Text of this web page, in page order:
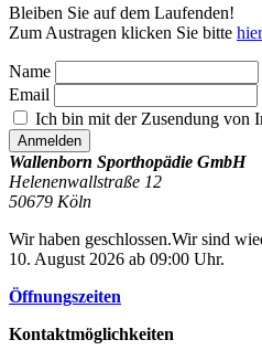
Bleiben Sie auf dem Laufenden!
Zum Austragen klicken Sie bitte hier
Name
Email
Ich bin mit der Zusendung von
Wallenborn Sporthopädie GmbH
Helenenwallstraße 12
50679 Köln
Wir haben geschlossen.Wir sind
10. August 2026 ab 09:00 Uhr.
Öffnungszeiten
Kontaktmöglichkeiten